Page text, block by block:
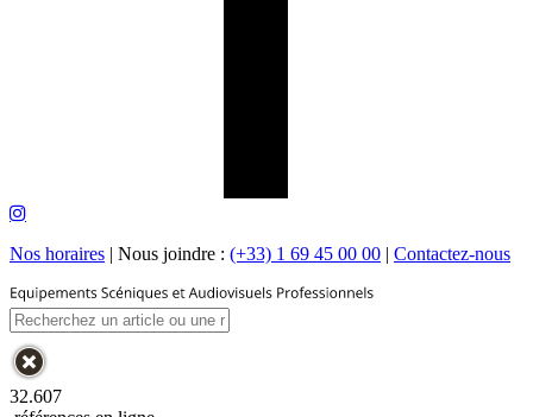
Nos horaires | Nous joindre : (+33) 1 69 45 00 00 | Contactez-nous
32.607